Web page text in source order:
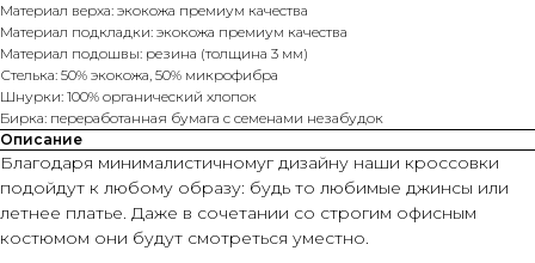
Материал верха: экокожа премиум качества
Материал подкладки: экокожа премиум качества
Материал подошвы: резина (толщина 3 мм)
Стелька: 50% экокожа, 50% микрофибра
Шнурки: 100% органический хлопок
Бирка: переработанная бумага с семенами незабудок
Описание
Благодаря минималистичномуг дизайну наши кроссовки
подойдут к любому образу: будь то любимые джинсы или
летнее платье. Даже в сочетании со строгим офисным
костюмом они будут смотреться уместно.